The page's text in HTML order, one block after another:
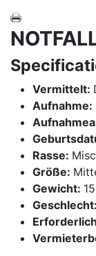
Vermittelt:
Aufnahme:
Rasse:
Größe:
Gewicht:
Geschlecht: